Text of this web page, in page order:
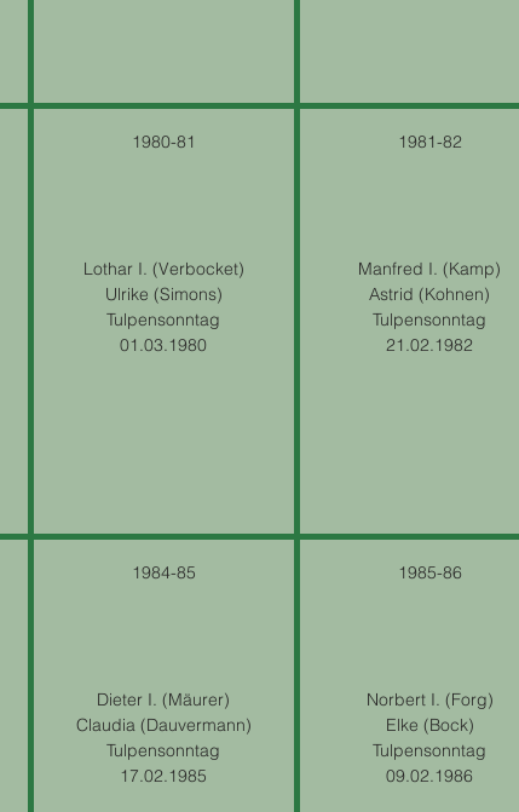
1980-81
Lothar I. (Verbocket)
Ulrike (Simons)
Tulpensonntag
01.03.1980
1984-85
Dieter I. (Mäurer)
Claudia (Dauvermann)
Tulpensonntag
17.02.1985
1981-82
Manfred I. (Kamp)
Astrid (Kohnen)
Tulpensonntag
21.02.1982
1985-86
Norbert I. (Forg)
Elke (Bock)
Tulpensonntag
09.02.1986